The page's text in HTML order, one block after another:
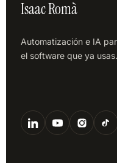
Isaac Romà
Automatización e IA
el software que ya usas.